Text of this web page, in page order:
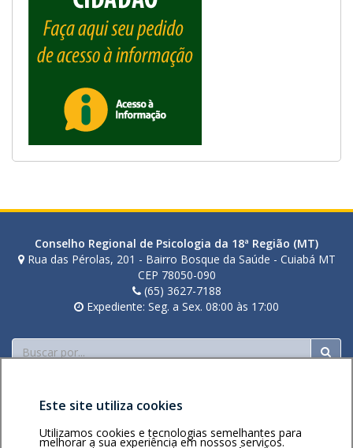
Conselho Regional de Psicologia da 18ª Região (MT)
Rua das Pérolas, 201 - Bairro Bosque da Saúde - Cuiabá MT
CEP 78050-090
(65) 3627-7188
Expediente: Seg. a Sex. 08:00 às 17:00
Buscar
Este site utiliza cookies
Utilizamos cookies e tecnologias semelhantes para
melhorar a sua experiência em nossos serviços.